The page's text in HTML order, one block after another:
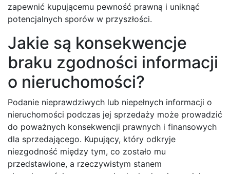
zapewnić kupującemu pewność prawną i uniknąć
potencjalnych sporów w przyszłości.
Jakie są konsekwencje
braku zgodności informacji
o nieruchomości?
Podanie nieprawdziwych lub niepełnych informacji o
nieruchomości podczas jej sprzedaży może prowadzić
do poważnych konsekwencji prawnych i finansowych
dla sprzedającego. Kupujący, który odkryje
niezgodność między tym, co zostało mu
przedstawione, a rzeczywistym stanem